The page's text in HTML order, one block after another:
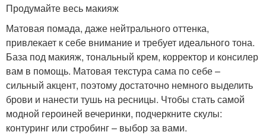
Продумайте весь макияж
Матовая помада, даже нейтрального оттенка,
привлекает к себе внимание и требует идеального тона.
База под макияж, тональный крем, корректор и консилер
вам в помощь. Матовая текстура сама по себе –
сильный акцент, поэтому достаточно немного выделить
брови и нанести тушь на ресницы. Чтобы стать самой
модной героиней вечеринки, подчеркните скулы:
контуринг или стробинг – выбор за вами.